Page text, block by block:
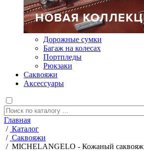
Дорожные сумки
Багаж на колесах
Портпледы
Рюкзаки
Саквояжи
Аксессуары
Главная
/ Каталог
/ Саквояжи
/ MICHELANGELO - Кожаный саквояж